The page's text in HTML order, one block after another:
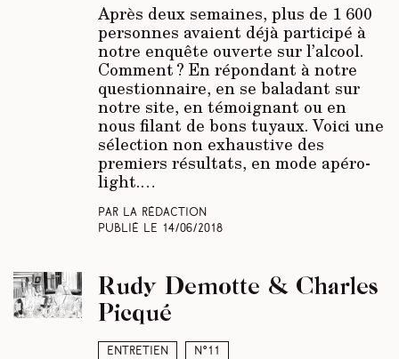
Après deux semaines, plus de 1 600
personnes avaient déjà participé à
notre enquête ouverte sur l’alcool.
Comment ? En répondant à notre
questionnaire, en se baladant sur
notre site, en témoignant ou en
nous filant de bons tuyaux. Voici une
sélection non exhaustive des
premiers résultats, en mode apéro-
light.…
Par La rédaction
Publié le 14/06/2018
Entretien N°11
Rudy Demotte & Charles
Picqué